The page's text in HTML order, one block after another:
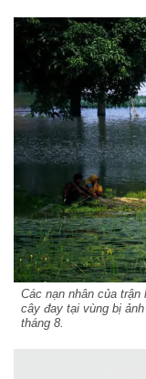
Các nạn nhân của trận
cây đay tại vùng bị
tháng 8.